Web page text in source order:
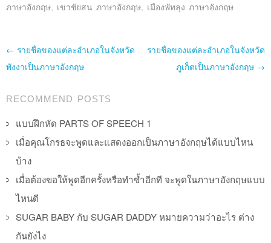
ภาษาอังกฤษ, เขาชัยสน ภาษาอังกฤษ, เมืองพัทลุง ภาษาอังกฤษ
Post navigation
← รายชื่อของแต่ละอำเภอในจังหวัด
พังงาเป็นภาษาอังกฤษ
รายชื่อของแต่ละอำเภอในจังหวัด
ภูเก็ตเป็นภาษาอังกฤษ →
RECOMMEND POSTS
แบบฝึกหัด PARTS OF SPEECH 1
เมื่อคุณโกรธจะพูดและแสดงออกเป็นภาษาอังกฤษได้แบบไหน
บ้าง
เมื่อต้องขอให้พูดอีกครั้งหรือทำซ้ำอีกที จะพูดในภาษาอังกฤษแบบ
ไหนดี
SUGAR BABY กับ SUGAR DADDY หมายความว่าอะไร ต่าง
กันยังไง